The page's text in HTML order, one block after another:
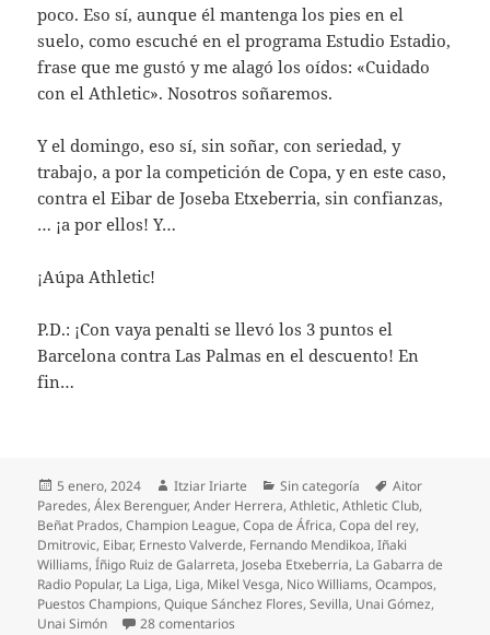
poco. Eso sí, aunque él mantenga los pies en el
suelo, como escuché en el programa Estudio Estadio,
frase que me gustó y me alagó los oídos: «Cuidado
con el Athletic». Nosotros soñaremos.
Y el domingo, eso sí, sin soñar, con seriedad, y
trabajo, a por la competición de Copa, y en este caso,
contra el Eibar de Joseba Etxeberria, sin confianzas,
… ¡a por ellos! Y…
¡Aúpa Athletic!
P.D.: ¡Con vaya penalti se llevó los 3 puntos el
Barcelona contra Las Palmas en el descuento! En
fin…
Publicado
el
5 enero, 2024 Autor
Itziar Iriarte Categorías
Sin categoría Etiquetas
Aitor
Paredes,Álex Berenguer,Ander Herrera,Athletic,Athletic Club,
Beñat Prados,Champion League,Copa de África,Copa del rey,
Dmitrovic, Eibar, Ernesto Valverde, Fernando Mendikoa,Iñaki
Williams,Íñigo Ruiz de Galarreta, Joseba Etxeberria, La Gabarra de
Radio Popular, La Liga, Liga, Mikel Vesga, Nico Williams,Ocampos,
Puestos Champions,Quique Sánchez Flores,Sevilla, Unai Gómez,
Unai Simón
28 comentarios